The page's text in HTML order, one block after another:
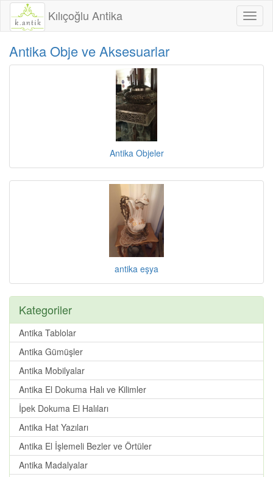
Kılıçoğlu Antika
Antika Obje ve Aksesuarlar
Antika Objeler
antika eşya
Kategoriler
Antika Tablolar
Antika Gümüşler
Antika Mobilyalar
Antika El Dokuma Halı ve Kilimler
İpek Dokuma El Halıları
Antika Hat Yazıları
Antika El İşlemeli Bezler ve Örtüler
Antika Madalyalar